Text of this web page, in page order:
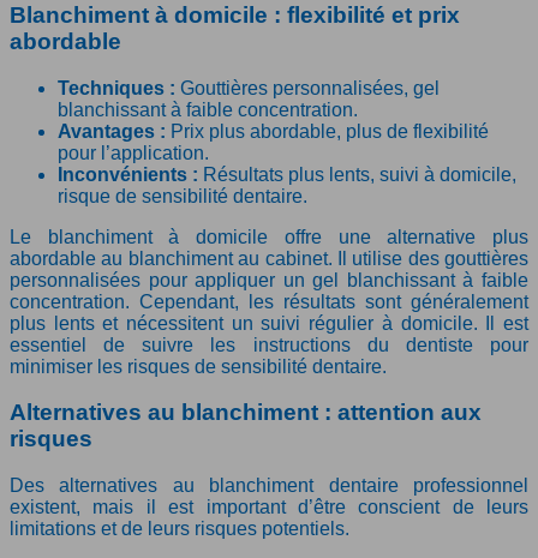
Blanchiment à domicile : flexibilité et prix
abordable
Techniques : Gouttières personnalisées, gel
blanchissant à faible concentration.
Avantages : Prix plus abordable, plus de flexibilité
pour l’application.
Inconvénients : Résultats plus lents, suivi à domicile,
risque de sensibilité dentaire.
Le blanchiment à domicile offre une alternative plus
abordable au blanchiment au cabinet. Il utilise des gouttières
personnalisées pour appliquer un gel blanchissant à faible
concentration. Cependant, les résultats sont généralement
plus lents et nécessitent un suivi régulier à domicile. Il est
essentiel de suivre les instructions du dentiste pour
minimiser les risques de sensibilité dentaire.
Alternatives au blanchiment : attention aux
risques
Des alternatives au blanchiment dentaire professionnel
existent, mais il est important d’être conscient de leurs
limitations et de leurs risques potentiels.